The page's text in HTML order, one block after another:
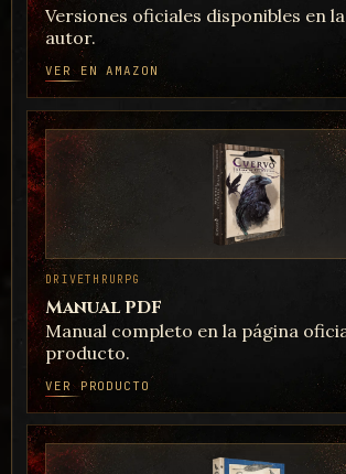
ARTE
Concept Art By Tiells
ARTE
Conocimientos By Bao
Versiones oficiales disponibles en
autor.
VER EN AMAZON
DRIVETHRURPG
Manual PDF
Manual completo en la página
producto.
VER PRODUCTO